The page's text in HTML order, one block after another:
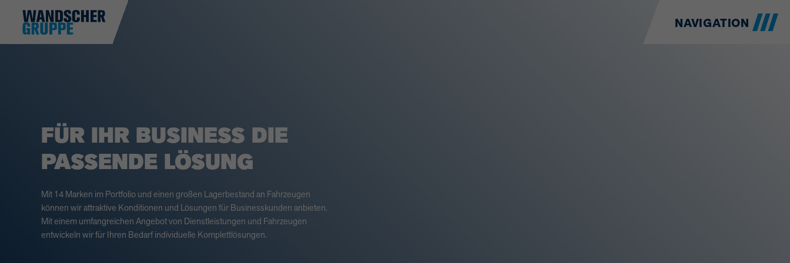
NAVIGATION
FÜR IHR BUSINESS DIE
PASSENDE LÖSUNG
Mit 14 Marken im Portfolio und einen großen Lagerbestand an Fahrzeugen
können wir attraktive Konditionen und Lösungen für Businesskunden anbieten.
Mit einem umfangreichen Angebot von Dienstleistungen und Fahrzeugen
entwickeln wir für Ihren Bedarf individuelle Komplettlösungen.